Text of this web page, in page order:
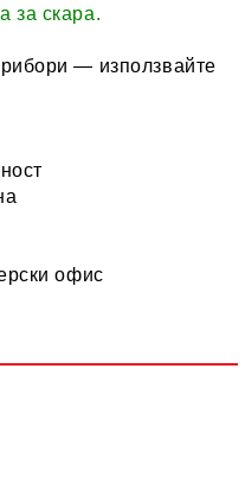
за скара.
— използвайте
офис